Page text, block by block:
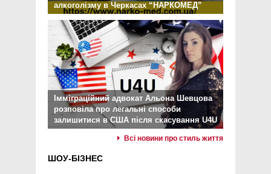
алкоголізму в Черкасах “НАРКОМЕД”
Імміграційний адвокат Альона Шевцова
розповіла про легальні способи
залишитися в США після скасування U4U
Всі новини про стиль життя
ШОУ-БІЗНЕС